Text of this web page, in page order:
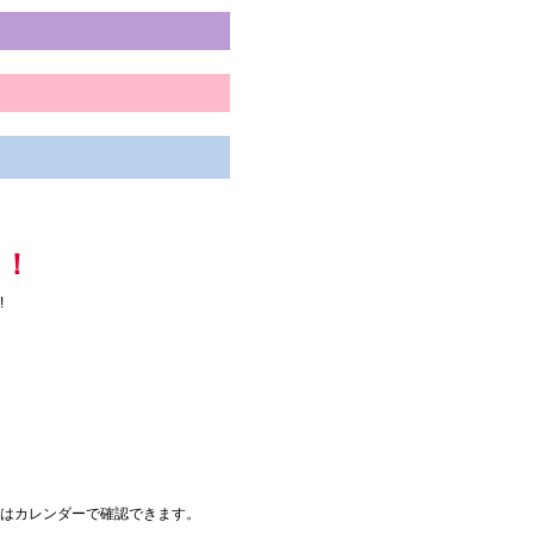
カレンダーで確認できます。